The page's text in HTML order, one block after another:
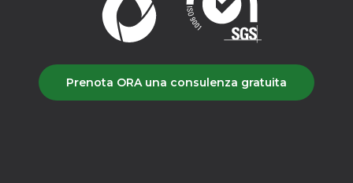
Prenota ORA una consulenza gratuita